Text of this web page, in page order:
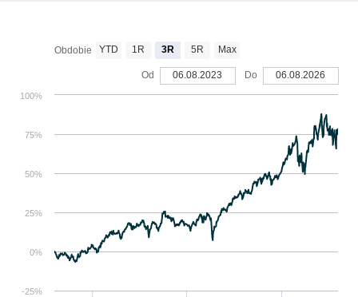
0%
100%
-25%
25%
50%
75%
Obdobie YTD 1R 3R 5R Max
Od 06.08.2023 Do 06.08.2026